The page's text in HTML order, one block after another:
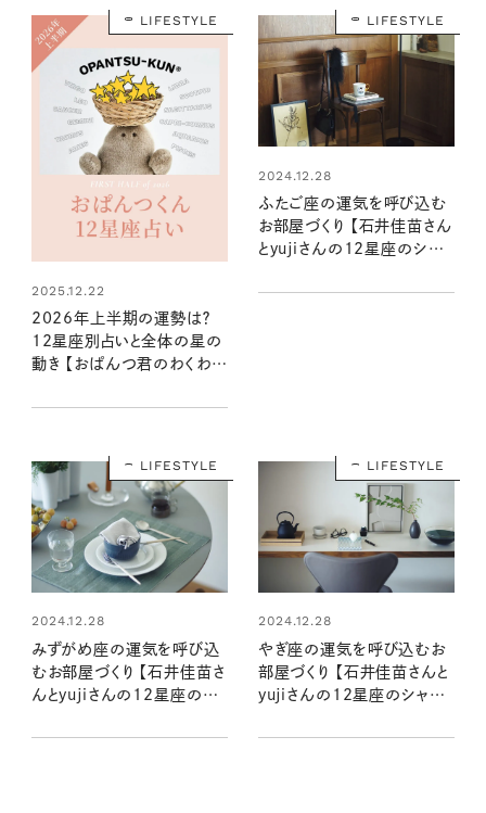
LIFESTYLE
2025.12.22
2026年上半期の運勢は？
12星座別占いと全体の星の
動き 【おぱんつ君のわくわく
LIFESTYLE
2024.12.28
ふたご座の運気を呼び込む
お部屋づくり 【石井佳苗さん
とyujiさんの12星座のシャド
LIFESTYLE
2024.12.28
みずがめ座の運気を呼び込
むお部屋づくり 【石井佳苗さ
んとyujiさんの12星座のシ
ア】
LIFESTYLE
2024.12.28
やぎ座の運気を呼び込むお
部屋づくり 【石井佳苗さんと
yujiさんの12星座のシャド